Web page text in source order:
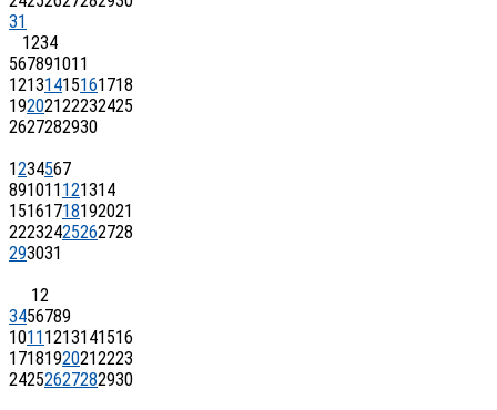
31
1234
567891011
12131415161718
19202122232425
2627282930
1234567
891011 121314
15161718192021
22232425262728
293031
12
3456789
1011 1213141516
17181920212223
24252627282930